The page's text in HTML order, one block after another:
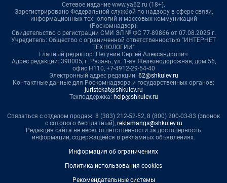
Сетевое издание www.ya62.ru (18+).
Зарегистрировано Федеральной службой по надзору в сфере связи,
информационных технологий и массовых коммуникаций
(Роскомнадзор).
Свидетельство о регистрации СМИ ЭЛ № ФС 77-89866 от 07.08.2025 г.
Учредитель: Общество с ограниченной ответственностью "ИНТЕРНЕТ
ТЕХНОЛОГИИ"
Главный редактор: Петунин Сергей Александрович
Адрес редакции: 390005, г. Рязань, ул. 1-ая Железнодорожная, дом 56,
офис Н110, +7-4912-29-54-40
Электронный адрес редакции: 62@shkulev.ru
Контактные данные для Роскомнадзора и государственных органов:
juristekat@shkulev.ru
Техподдержка: help@shkulev.ru
Связаться с отделом продаж: 8 (383) 212-52-52, 8 (800) 200-03-83 (звонок
с сотового бесплатный), reklamangs@shkulev.ru
Редакция сайта не несет ответственности за достоверность
информации, содержащейся в рекламных объявлениях.
Информация об ограничениях
Политика использования cookies
Рекомендательные системы